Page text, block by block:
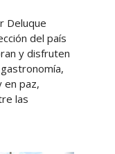
Deluque
del país
y disfruten
en paz,
las